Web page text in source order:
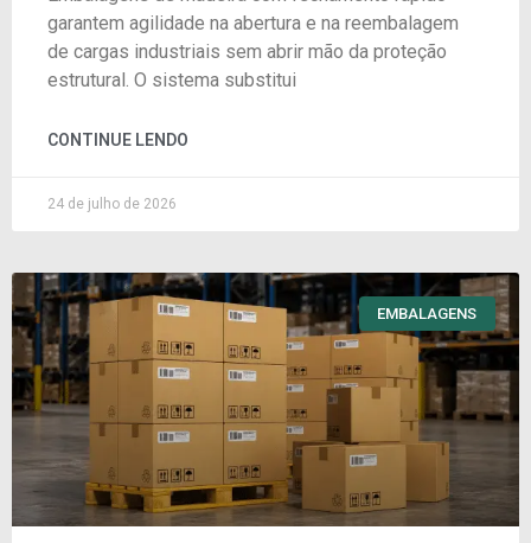
garantem agilidade na abertura e na reembalagem
de cargas industriais sem abrir mão da proteção
estrutural. O sistema substitui
CONTINUE LENDO
24 de julho de 2026
EMBALAGENS